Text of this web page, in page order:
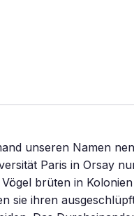
unseren Namen
Paris in Orsay
brüten in
sie ihren